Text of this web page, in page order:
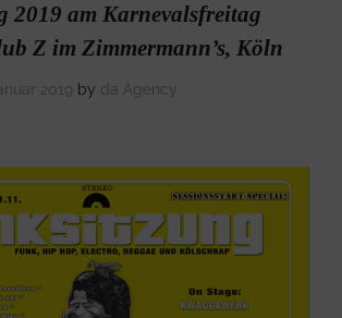
2019 am Karnevalsfreitag
Z im Zimmermann’s, Köln
2019 by da Agency